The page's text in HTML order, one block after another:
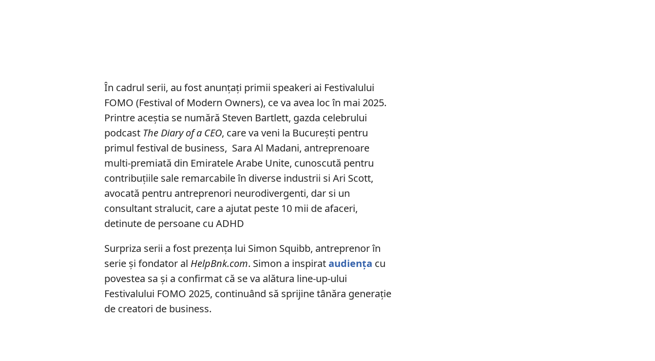
În cadrul serii, au fost anunțați primii speakeri ai Festivalului
FOMO (Festival of Modern Owners), ce va avea loc în mai 2025.
Printre aceștia se numără Steven Bartlett, gazda celebrului
podcast The Diary of a CEO, care va veni la București pentru
primul festival de business, Sara Al Madani, antreprenoare
multi-premiată din Emiratele Arabe Unite, cunoscută pentru
contribuțiile sale remarcabile în diverse industrii siAri Scott,
avocată pentru antreprenori neurodivergenti, dar si un
consultant stralucit, care a ajutat peste 10 mii de afaceri,
detinute de persoane cu ADHD
Surpriza serii a fost prezența lui Simon Squibb, antreprenor în
serie și fondator al HelpBnk.com. Simon a inspirataudiența cu
povestea sa și a confirmat că se va alătura line-up-ului
Festivalului FOMO 2025, continuând să sprijine tânăra generație
de creatori de business.